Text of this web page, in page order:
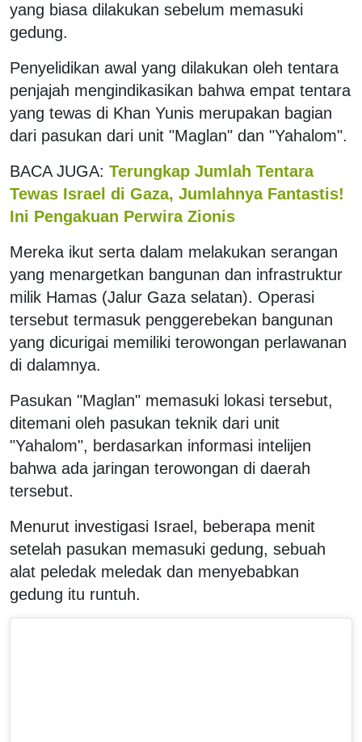
yang biasa dilakukan sebelum memasuki
gedung.
Penyelidikan awal yang dilakukan oleh tentara
penjajah mengindikasikan bahwa empat tentara
yang tewas di Khan Yunis merupakan bagian
dari pasukan dari unit "Maglan" dan "Yahalom".
BACA JUGA: Terungkap Jumlah Tentara
Tewas Israel di Gaza, Jumlahnya Fantastis!
Ini Pengakuan Perwira Zionis
Mereka ikut serta dalam melakukan serangan
yang menargetkan bangunan dan infrastruktur
milik Hamas (Jalur Gaza selatan). Operasi
tersebut termasuk penggerebekan bangunan
yang dicurigai memiliki terowongan perlawanan
di dalamnya.
Pasukan "Maglan" memasuki lokasi tersebut,
ditemani oleh pasukan teknik dari unit
"Yahalom", berdasarkan informasi intelijen
bahwa ada jaringan terowongan di daerah
tersebut.
Menurut investigasi Israel, beberapa menit
setelah pasukan memasuki gedung, sebuah
alat peledak meledak dan menyebabkan
gedung itu runtuh.